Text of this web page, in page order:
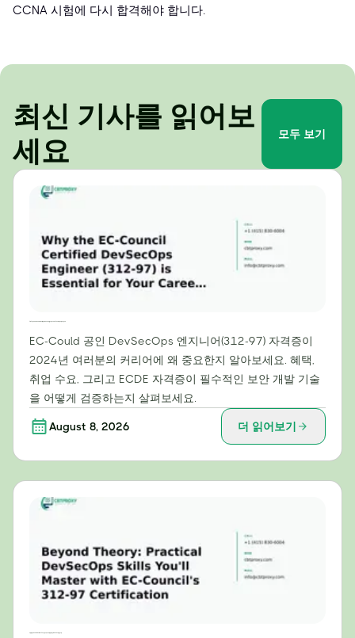
CCNA 시험에 다시 합격해야 합니다.
최신 기사를 읽어보
세요
모두 보기
EC-Could 공인 DevSecOps 엔지니어(312-97) 자격증이
2024년 여러분의 커리어에 왜 중요한지 알아보세요. 혜택,
취업 수요, 그리고 ECDE 자격증이 필수적인 보안 개발 기술
을 어떻게 검증하는지 살펴보세요.
August 8, 2026 더 읽어보기